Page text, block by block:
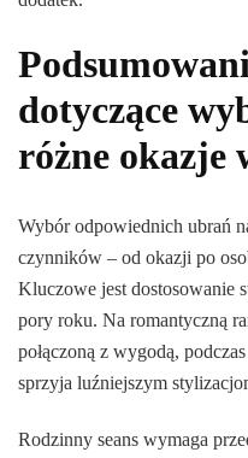
dotyczące
różne okazje
Wybór odpowiednich ubrań
czynników – od okazji po
Kluczowe jest dostosowanie
pory roku. Na romantyczną
połączoną z wygodą,
sprzyja luźniejszym
Rodzinny seans wymaga